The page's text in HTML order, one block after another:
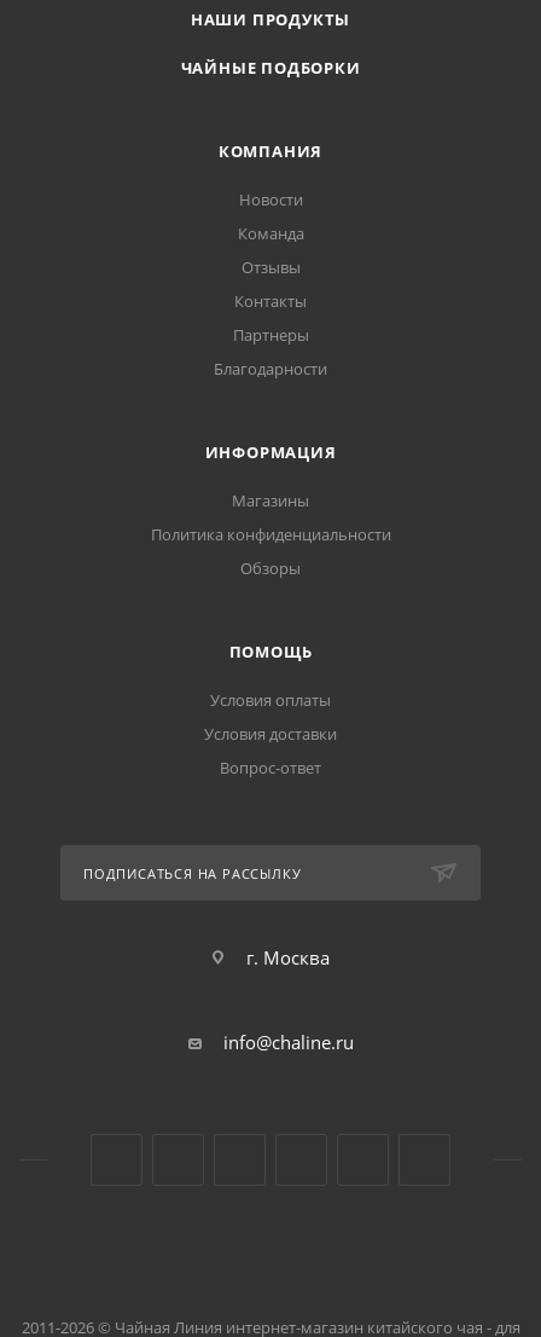
НАШИ ПРОДУКТЫ
ЧАЙНЫЕ ПОДБОРКИ
КОМПАНИЯ
Новости
Команда
Отзывы
Контакты
Партнеры
Благодарности
ИНФОРМАЦИЯ
Магазины
Политика конфиденциальности
Обзоры
ПОМОЩЬ
Условия оплаты
Условия доставки
Вопрос-ответ
ПОДПИСАТЬСЯ НА РАССЫЛКУ
г. Москва
info@chaline.ru
2011-2026 © Чайная Линия интернет-магазин китайского чая - для